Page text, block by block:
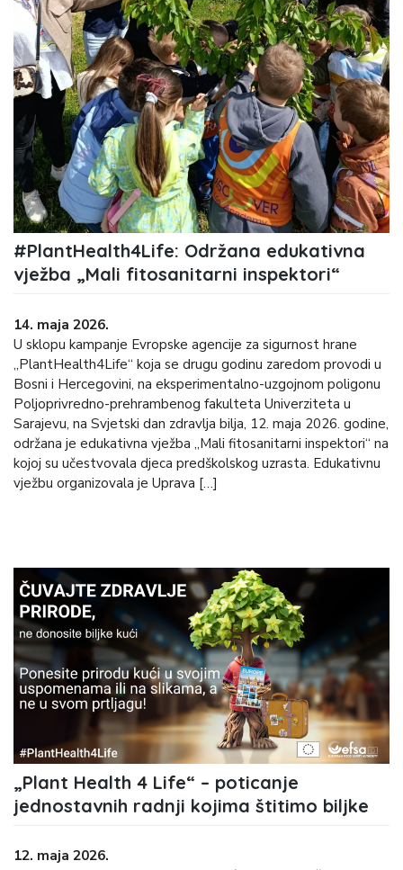
#PlantHealth4Life: Održana edukativna
vježba „Mali fitosanitarni inspektori“
14. maja 2026.
U sklopu kampanje Evropske agencije za sigurnost hrane
„PlantHealth4Life“ koja se drugu godinu zaredom provodi u
Bosni i Hercegovini, na eksperimentalno-uzgojnom poligonu
Poljoprivredno-prehrambenog fakulteta Univerziteta u
Sarajevu, na Svjetski dan zdravlja bilja, 12. maja 2026. godine,
održana je edukativna vježba „Mali fitosanitarni inspektori“ na
kojoj su učestvovala djeca predškolskog uzrasta. Edukativnu
vježbu organizovala je Uprava […]
„Plant Health 4 Life“ – poticanje
jednostavnih radnji kojima štitimo biljke
12. maja 2026.